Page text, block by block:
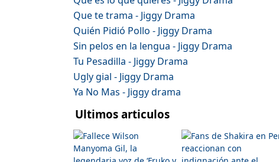
Que te trama - Jiggy Drama
Quién Pidió Pollo - Jiggy Drama
Sin pelos en la lengua - Jiggy Drama
Tu Pesadilla - Jiggy Drama
Ugly gial - Jiggy Drama
Ya No Mas - Jiggy drama
Ultimos articulos